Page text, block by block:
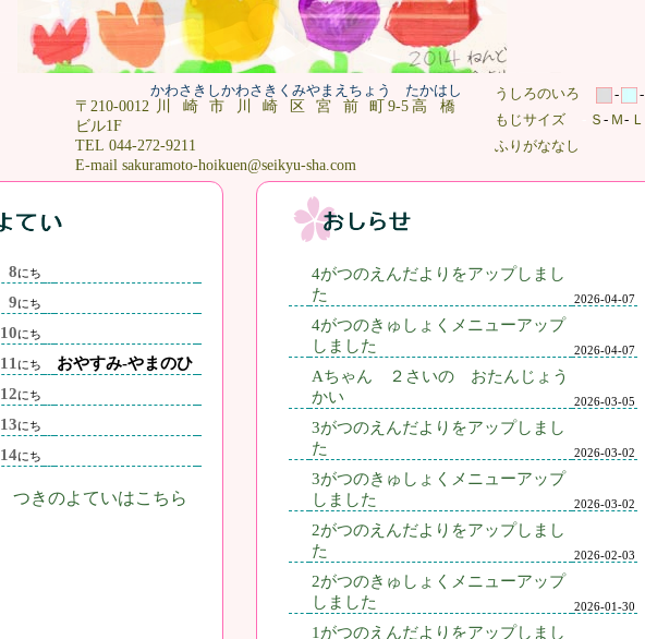
〒210-0012 川崎市川崎区宮前町
かわさきしかわさきくみやまえちょう
9-5 高橋
たかはし
ビル1F
TEL 044-272-9211
E-mail sakuramoto-hoikuen@seikyu-sha.com
うしろのいろ -
-
もじサイズ
Ｓ - Ｍ- Ｌ
ふりがななし
8にち
9にち
10にち
11 にち
おやすみ-やまのひ
12にち
13にち
14にち
つきのよていはこちら
4がつのえんだよりをアップしまし
た
2026-04-07
4がつのきゅしょくメニューアップ
しました
2026-04-07
Aちゃん ２さいの おたんじょう
かい
2026-03-05
3がつのえんだよりをアップしまし
た
2026-03-02
3がつのきゅしょくメニューアップ
しました
2026-03-02
2がつのえんだよりをアップしまし
た
2026-02-03
2がつのきゅしょくメニューアップ
しました
2026-01-30
1がつのえんだよりをアップしまし